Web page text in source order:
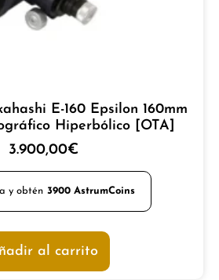
E-160 Epsilon 160mm
Hiperbólico [OTA]
3.900,00€
y obtén 3900 AstrumCoins
al carrito